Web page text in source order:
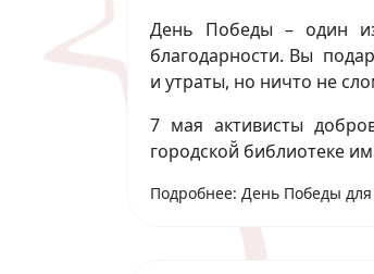
День Победы – один
благодарности. Вы
и утраты, но ничто не
7 мая активисты
городской̆ библиотеке
Подробнее: День Победы для